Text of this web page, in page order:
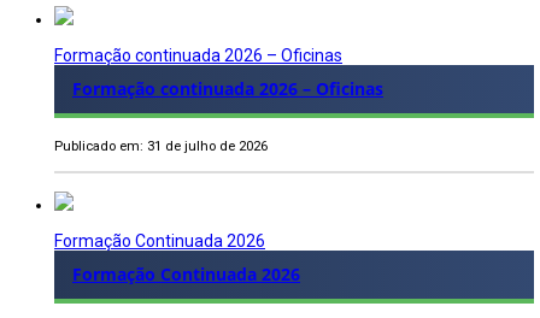
Formação continuada 2026 – Oficinas
Formação continuada 2026 – Oficinas
Publicado em: 31 de julho de 2026
Formação Continuada 2026
Formação Continuada 2026